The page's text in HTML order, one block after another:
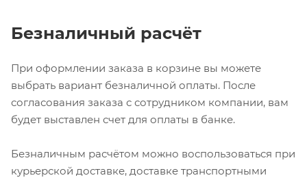
Безналичный расчёт
При оформлении заказа в корзине вы можете
выбрать вариант безналичной оплаты. После
согласования заказа с сотрудником компании, вам
будет выставлен счет для оплаты в банке.
Безналичным расчётом можно воспользоваться при
курьерской доставке, доставке транспортными